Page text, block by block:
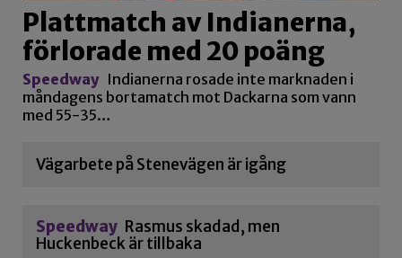
Plattmatch av Indianerna,
förlorade med 20 poäng
Speedway Indianerna rosade inte marknaden i
måndagens bortamatch mot Dackarna som vann
med 55-35…
Vägarbete på Stenevägen är igång
Speedway Rasmus skadad, men
Huckenbeck är tillbaka